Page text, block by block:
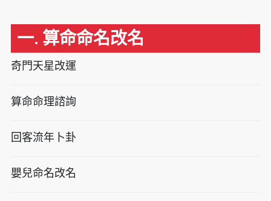
一. 算命命名改名
奇門天星改運
算命命理諮詢
回客流年卜卦
嬰兒命名改名